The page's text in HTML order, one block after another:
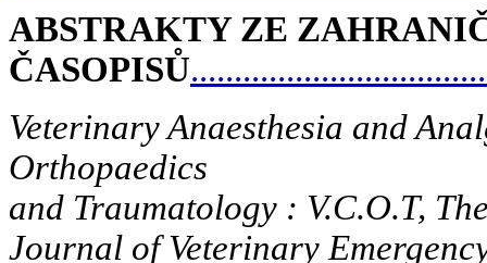
ABSTRAKTY ZE
ČASOPISŮ
Veterinary Anaesthesia and
Orthopaedics
and Traumatology : V.C.O.T,
Journal of Veterinary